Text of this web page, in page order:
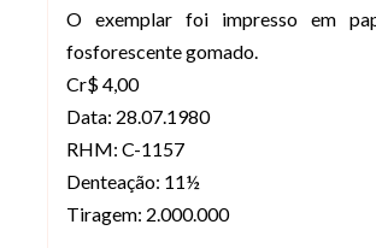
O exemplar foi impresso em
fosforescente gomado.
Cr$ 4,00
Data: 28.07.1980
RHM: C-1157
Denteação: 11½
Tiragem: 2.000.000